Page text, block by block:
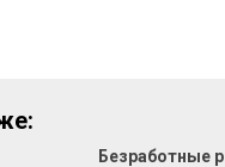
Безработные